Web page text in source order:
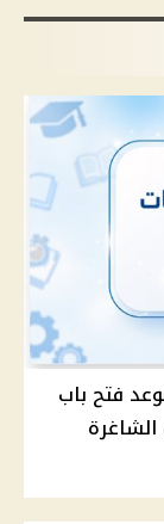
المرحلة الثانية 2026.. موعد فتح باب